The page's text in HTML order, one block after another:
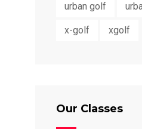
urban golf
x-golf xgolf
Our Classes